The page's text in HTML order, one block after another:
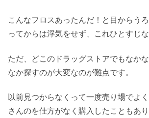
こんなフロスあったんだ！と目からう
ってからは浮気をせず、これひとすじ
ただ、どこのドラッグストアでもなか
なか探すのが大変なのが難点です。
以前見つからなくって一度売り場でよ
さんのを仕方がなく購入したこともあ